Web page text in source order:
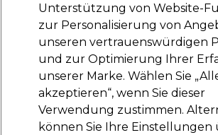
Marken Deals Haare Elektrogeräte
Lieferung und
– mehr erfahren
Ardell Seamless Underlash
+ 1 Day Clear Glue & Seal 4.5g
Unterstützung von Website-
zur Personalisierung von
unseren vertrauenswürdigen
und zur Optimierung Ihrer
unserer Marke. Wählen Sie
akzeptieren“, wenn Sie dieser
Verwendung zustimmen.
können Sie Ihre Einstellungen